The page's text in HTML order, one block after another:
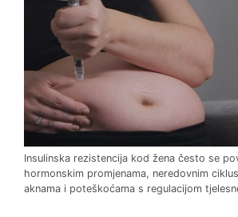
Insulinska rezistencija kod žena često se
hormonskim promjenama, neredovnim
aknama i poteškoćama s regulacijom